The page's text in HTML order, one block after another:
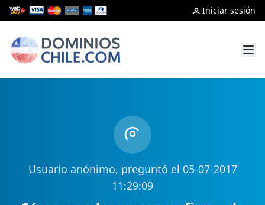
Iniciar sesión
Usuario anónimo, preguntó el 05-07-2017
11:29:09